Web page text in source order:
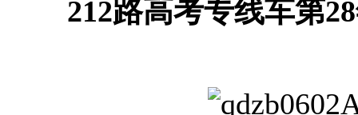
212路高考专线车第28